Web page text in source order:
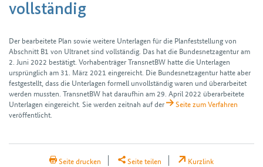
vollständig
Der bearbeitete Plan sowie weitere Unter­lagen für die Planfest­stellung von
Abschnitt B1 von Ultranet sind vollständig. Das hat die Bundes­netz­agentur am
2. Juni 2022 bestätigt. Vorhaben­träger TransnetBW hatte die Unterlagen
ursprünglich am 31. März 2021 eingereicht. Die Bundes­netz­agentur hatte aber
fest­gestellt, dass die Unter­lagen formell unvoll­ständig waren und über­arbeitet
werden mussten. TransnetBW hat daraufhin am 29. April 2022 über­arbeitete
Unter­lagen eingereicht. Sie werden zeitnah auf der
Seite zum Verfahren
veröffent­licht.
Seite drucken Seite teilen Kurzlink